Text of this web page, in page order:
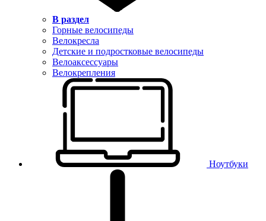
В раздел
Горные велосипеды
Велокресла
Детские и подростковые велосипеды
Велоаксессуары
Велокрепления
Ноутбуки